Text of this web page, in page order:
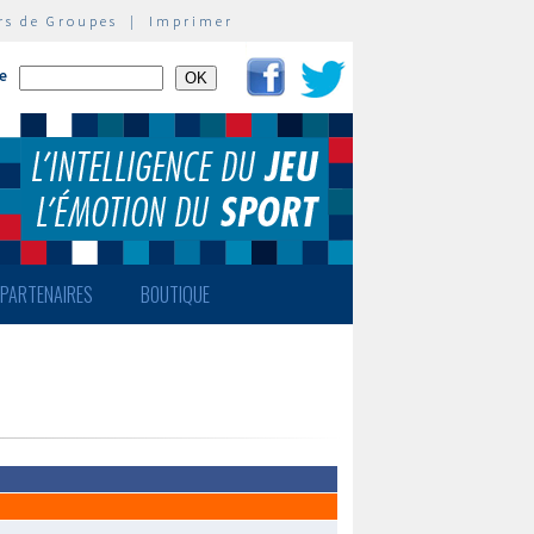
de Groupes | Imprimer
PARTENAIRES BOUTIQUE